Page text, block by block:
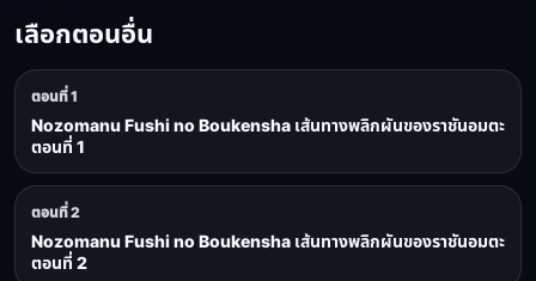
เลือกตอนอื่น
ตอนที่ 1
Nozomanu Fushi no Boukensha เส้นทางพลิกผันของราชันอมตะ
ตอนที่ 1
ตอนที่ 2
Nozomanu Fushi no Boukensha เส้นทางพลิกผันของราชันอมตะ
ตอนที่ 2